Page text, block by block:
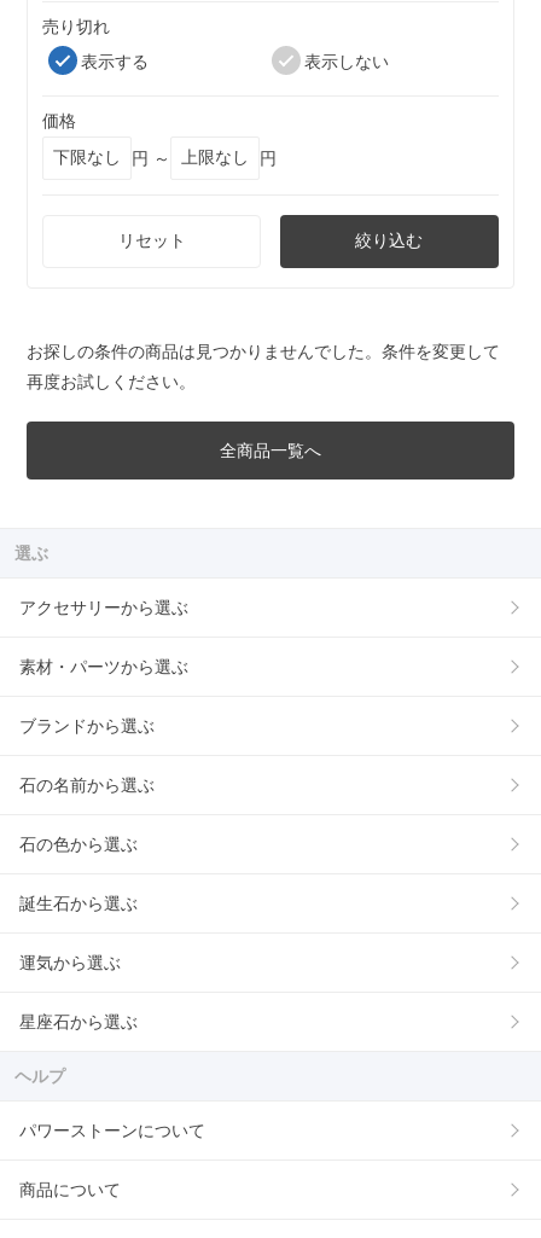
売り切れ
表示する
表示しない
価格
円 ～
円
リセット 絞り込む
お探しの条件の商品は見つかりませんでした。条件を変更して
再度お試しください。
全商品一覧へ
選ぶ
アクセサリーから選ぶ
素材・パーツから選ぶ
ブランドから選ぶ
石の名前から選ぶ
石の色から選ぶ
誕生石から選ぶ
運気から選ぶ
星座石から選ぶ
ヘルプ
パワーストーンについて
商品について